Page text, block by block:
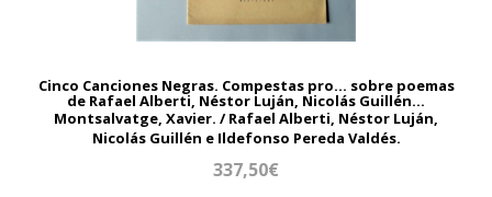
Cinco Canciones Negras. Compestas pro... sobre poemas
de Rafael Alberti, Néstor Luján, Nicolás Guillén...
Montsalvatge, Xavier. / Rafael Alberti, Néstor Luján,
Nicolás Guillén e Ildefonso Pereda Valdés.
337,50€